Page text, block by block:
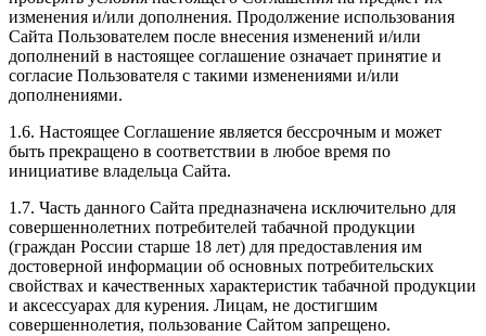
изменения и/или дополнения. Продолжение использования
Сайта Пользователем после внесения изменений и/или
дополнений в настоящее соглашение означает принятие и
согласие Пользователя с такими изменениями и/или
дополнениями.
1.6. Настоящее Соглашение является бессрочным и может
быть прекращено в соответствии в любое время по
инициативе владельца Сайта.
1.7. Часть данного Сайта предназначена исключительно для
совершеннолетних потребителей табачной продукции
(граждан России старше 18 лет) для предоставления им
достоверной информации об основных потребительских
свойствах и качественных характеристик табачной продукции
и аксессуарах для курения. Лицам, не достигшим
совершеннолетия, пользование Сайтом запрещено.